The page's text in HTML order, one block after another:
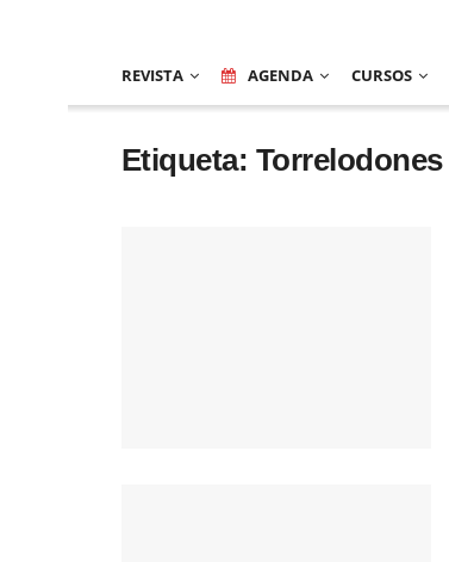
REVISTA AGENDA CURSOS
Etiqueta: Torrelodones